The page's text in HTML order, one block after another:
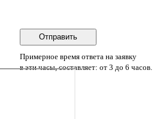
Примерное время ответа на заявку
в эти часы, составляет: от 3 до 6 часов.